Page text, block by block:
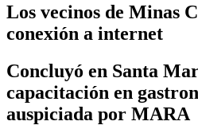
Los vecinos de Minas
conexión a internet
Concluyó en Santa
capacitación en
auspiciada por MARA